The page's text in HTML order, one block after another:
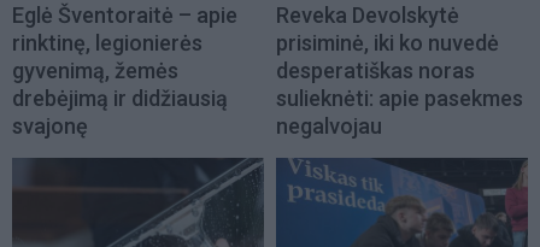
Eglė Šventoraitė – apie
rinktinę, legionierės
gyvenimą, žemės
drebėjimą ir didžiausią
svajonę
Reveka Devolskytė
prisiminė, iki ko nuvedė
desperatiškas noras
sulieknėti: apie pasekmes
negalvojau